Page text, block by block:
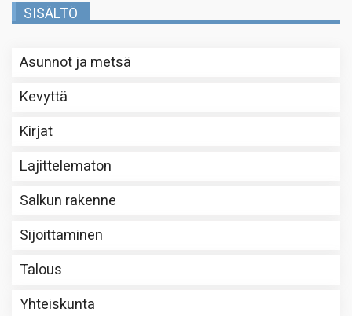
SISÄLTÖ
Asunnot ja metsä
Kevyttä
Kirjat
Lajittelematon
Salkun rakenne
Sijoittaminen
Talous
Yhteiskunta